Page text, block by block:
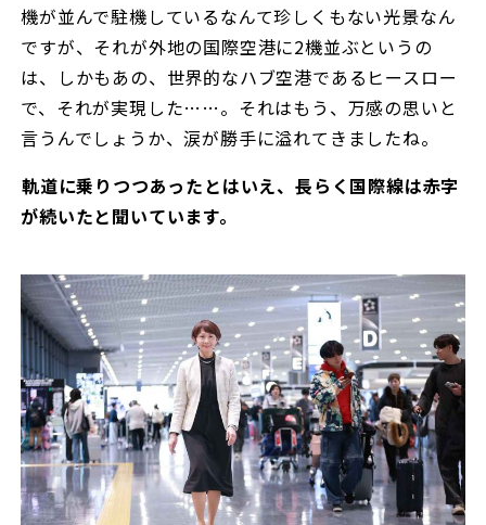
機が並んで駐機しているなんて珍しくもない光景なん
ですが、それが外地の国際空港に2機並ぶというの
は、しかもあの、世界的なハブ空港であるヒースロー
で、それが実現した……。それはもう、万感の思いと
言うんでしょうか、涙が勝手に溢れてきましたね。
――軌道に乗りつつあったとはいえ、長らく国際線は赤字
が続いたと聞いています。